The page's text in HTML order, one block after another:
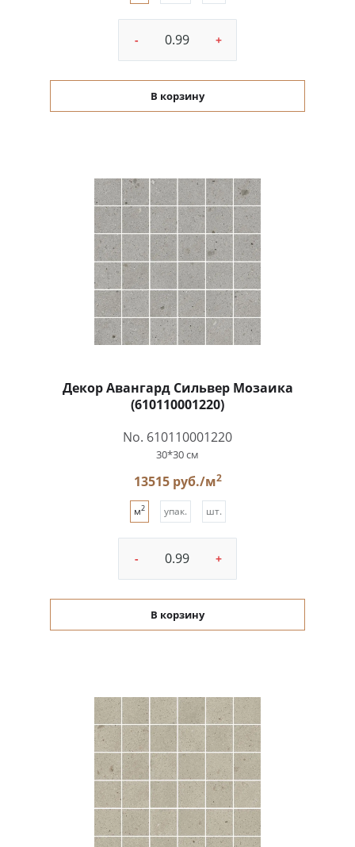
- +
В корзину
Декор Авангард Сильвер Мозаика
(610110001220)
No. 610110001220
30*30 см
13515 руб./м2
м2 упак. шт.
- +
В корзину